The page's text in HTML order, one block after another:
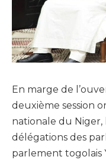
En marge de
deuxième session
nationale du Niger,
délégations des
parlement togolais